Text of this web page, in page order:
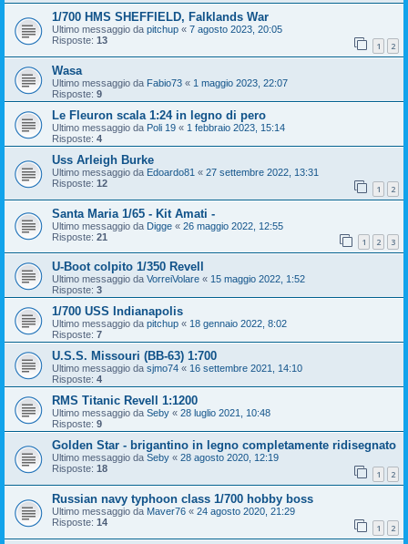
1/700 HMS SHEFFIELD, Falklands War
Ultimo messaggio da pitchup « 7 agosto 2023, 20:05
Risposte: 13 1 2
Wasa
Ultimo messaggio da Fabio73 « 1 maggio 2023, 22:07
Risposte: 9
Le Fleuron scala 1:24 in legno di pero
Ultimo messaggio da Poli 19 « 1 febbraio 2023, 15:14
Risposte: 4
Uss Arleigh Burke
Ultimo messaggio da Edoardo81 « 27 settembre 2022, 13:31
Risposte: 12 1 2
Santa Maria 1/65 - Kit Amati -
Ultimo messaggio da Digge « 26 maggio 2022, 12:55
Risposte: 21 1 2 3
U-Boot colpito 1/350 Revell
Ultimo messaggio da VorreiVolare « 15 maggio 2022, 1:52
Risposte: 3
1/700 USS Indianapolis
Ultimo messaggio da pitchup « 18 gennaio 2022, 8:02
Risposte: 7
U.S.S. Missouri (BB-63) 1:700
Ultimo messaggio da sjmo74 « 16 settembre 2021, 14:10
Risposte: 4
RMS Titanic Revell 1:1200
Ultimo messaggio da Seby « 28 luglio 2021, 10:48
Risposte: 9
Golden Star - brigantino in legno completamente ridisegnato
Ultimo messaggio da Seby « 28 agosto 2020, 12:19
Risposte: 18 1 2
Russian navy typhoon class 1/700 hobby boss
Ultimo messaggio da Maver76 « 24 agosto 2020, 21:29
Risposte: 14 1 2